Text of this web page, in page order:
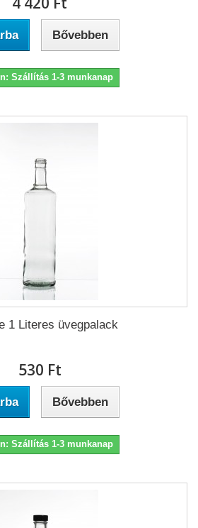
Bővebben
Szállítás 1-3 munkanap
1 Literes üvegpalack
530 Ft‎
Bővebben
Szállítás 1-3 munkanap